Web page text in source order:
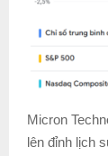
Micron
lên đỉnh lịch